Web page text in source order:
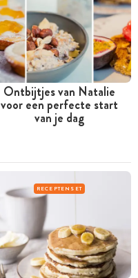
Ontbijtjes van Natalie
voor een perfecte start
van je dag
RECEPTENSET